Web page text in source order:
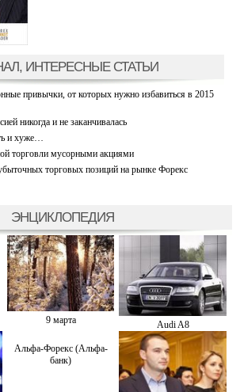
ИНТЕРЕСНЫЕ СТАТЬИ
привычки, от которых нужно избавиться в 2015
никогда и не заканчивалась
и хуже…
торговли мусорными акциями
торговых позиций на рынке Форекс
ЭНЦИКЛОПЕДИЯ
9 марта Audi A8
Альфа-Форекс (Альфа-
банк)